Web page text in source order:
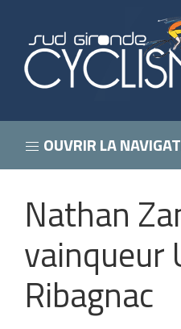
OUVRIR LA
Nathan
vainqueur
Ribagnac